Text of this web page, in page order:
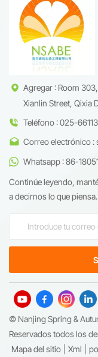
Agregar : Room
Xianlin Street, Qixia
Teléfono : 025-
Correo electrónico :
Whatsapp : 86-
Continúe leyendo,
a decirnos lo que piensa.
© Nanjing Spring &
Reservados todos los
Mapa del sitio
Xml